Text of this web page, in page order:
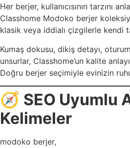
Her berjer, kullanıcısının tarzını
Classhome Modoko berjer
klasik veya iddialı çizgilerle kendi
Kumaş dokusu, dikiş detayı,
unsurlar, Classhome’un kalite
Doğru berjer seçimiyle evinizin
🧭 SEO Uyumlu
Kelimeler
modoko berjer,